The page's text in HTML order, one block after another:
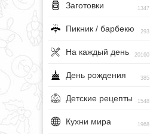
Заготовки 1347
Пикник / барбекю 293
На каждый день 20160
День рождения 385
Детские рецепты 1548
Кухни мира 1968